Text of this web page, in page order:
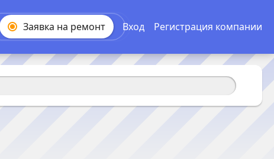
Заявка на ремонт Вход Регистрация компании